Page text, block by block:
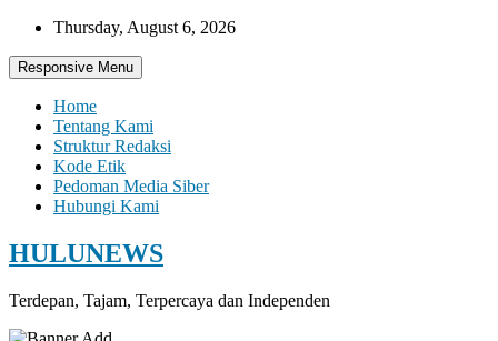
Skip
content
Thursday, August 6, 2026
Responsive Menu
Home
Tentang Kami
Struktur Redaksi
Kode Etik
Pedoman Media Siber
Hubungi Kami
HULUNEWS
Terdepan, Tajam, Terpercaya dan Independen